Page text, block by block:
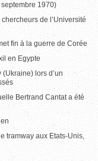
1970)
de l’Université
fin à la guerre de Corée
en Egypte
lors d’un
Bertrand Cantat a été
tramway aux Etats-Unis,